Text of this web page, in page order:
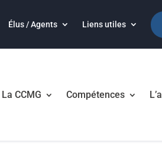
Élus / Agents Liens utiles
La CCMG Compétences